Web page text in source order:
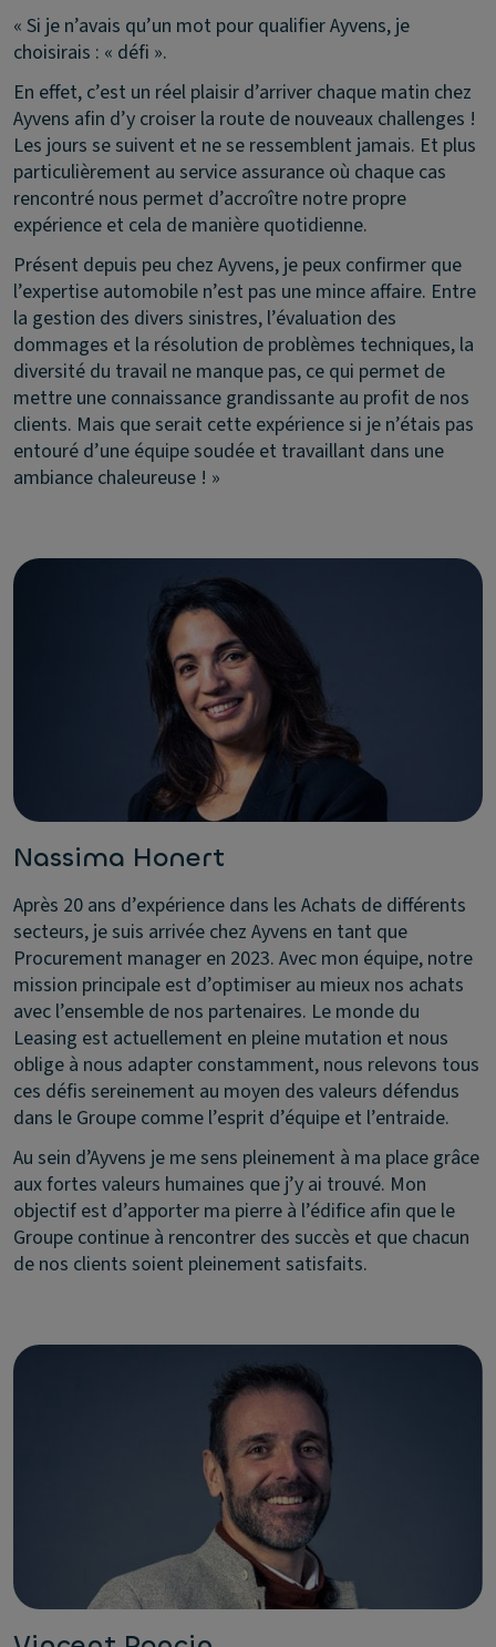
« Si je n’avais qu’un mot pour qualifier Ayvens, je
choisirais : « défi ».
En effet, c’est un réel plaisir d’arriver chaque matin chez
Ayvens afin d’y croiser la route de nouveaux challenges !
Les jours se suivent et ne se ressemblent jamais. Et plus
particulièrement au service assurance où chaque cas
rencontré nous permet d’accroître notre propre
expérience et cela de manière quotidienne.
Présent depuis peu chez Ayvens, je peux confirmer que
l’expertise automobile n’est pas une mince affaire. Entre
la gestion des divers sinistres, l’évaluation des
dommages et la résolution de problèmes techniques, la
diversité du travail ne manque pas, ce qui permet de
mettre une connaissance grandissante au profit de nos
clients. Mais que serait cette expérience si je n’étais pas
entouré d’une équipe soudée et travaillant dans une
ambiance chaleureuse ! »
Nassima Honert
Après 20 ans d’expérience dans les Achats de différents
secteurs, je suis arrivée chez Ayvens en tant que
Procurement manager en 2023. Avec mon équipe, notre
mission principale est d’optimiser au mieux nos achats
avec l’ensemble de nos partenaires. Le monde du
Leasing est actuellement en pleine mutation et nous
oblige à nous adapter constamment, nous relevons tous
ces défis sereinement au moyen des valeurs défendus
dans le Groupe comme l’esprit d’équipe et l’entraide.
Au sein d’Ayvens je me sens pleinement à ma place grâce
aux fortes valeurs humaines que j’y ai trouvé. Mon
objectif est d’apporter ma pierre à l’édifice afin que le
Groupe continue à rencontrer des succès et que chacun
de nos clients soient pleinement satisfaits.